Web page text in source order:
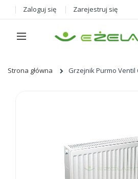
Zaloguj się Zarejestruj się
Strona główna Grzejnik Purmo Ventil